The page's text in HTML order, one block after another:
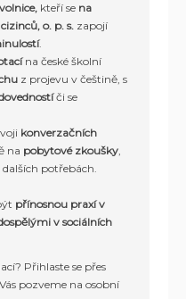
kteří se na
o. p. s. zapojí
.
na české školní
z projevu v češtině, s
či se
konverzačních
na pobytové zkoušky,
potřebách.
přínosnou praxí v
v sociálních
Přihlaste se přes
pozveme na osobní